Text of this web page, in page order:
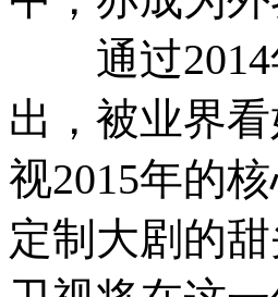
通过2014
出，被业界
视2015年的
定制大剧的